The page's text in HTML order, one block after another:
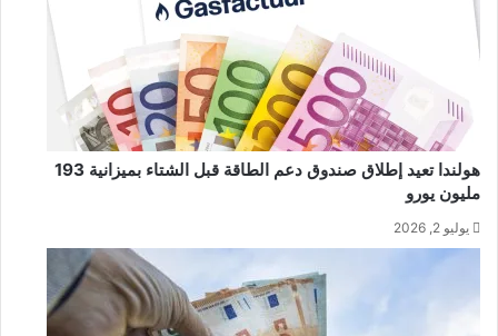
هولندا تعيد إطلاق صندوق دعم الطاقة قبل الشتاء بميزانية 193
مليون يورو
يوليو 2, 2026